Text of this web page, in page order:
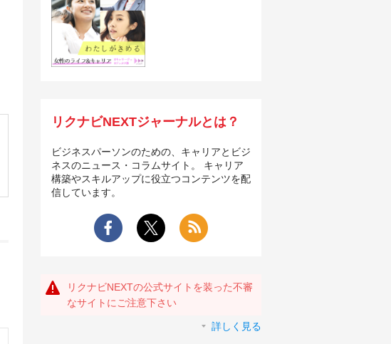
リクナビNEXTジャーナルとは？
ビジネスパーソンのための、キャリアとビジ
ネスのニュース・コラムサイト。 キャリア
構築やスキルアップに役立つコンテンツを配
信しています。
リクナビNEXTの公式サイトを装った不審
なサイトにご注意下さい
詳しく見る